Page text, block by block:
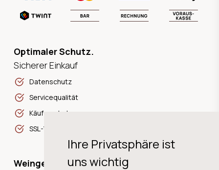
Ihre Privatsphäre ist
uns wichtig
Optimaler Schutz.
Sicherer Einkauf
Datenschutz
Servicequalität
Käuferschutz
SSL-Verschlüsselung
Weingeschichten,